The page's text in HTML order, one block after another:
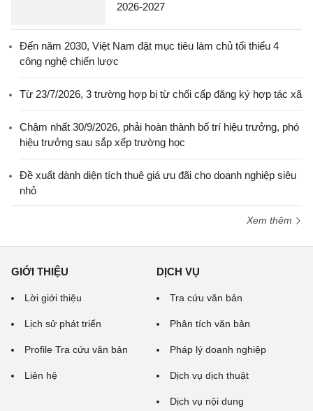
2026-2027
Đến năm 2030, Việt Nam đặt mục tiêu làm chủ tối thiểu 4
công nghệ chiến lược
Từ 23/7/2026, 3 trường hợp bị từ chối cấp đăng ký hợp tác xã
Chậm nhất 30/9/2026, phải hoàn thành bố trí hiệu trưởng, phó
hiệu trưởng sau sắp xếp trường học
Đề xuất dành diện tích thuê giá ưu đãi cho doanh nghiệp siêu
nhỏ
Xem thêm
GIỚI THIỆU
Lời giới thiệu
Lịch sử phát triển
Profile Tra cứu văn bản
Liên hệ
DỊCH VỤ
Tra cứu văn bản
Phân tích văn bản
Pháp lý doanh nghiệp
Dịch vụ dịch thuật
Dịch vụ nội dung